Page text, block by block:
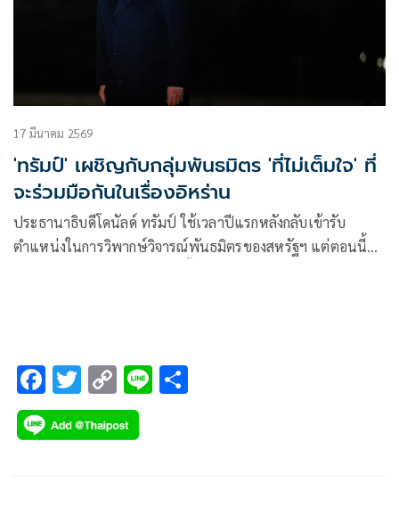
17 มีนาคม 2569
'ทรัมป์' เผชิญกับกลุ่มพันธมิตร 'ที่ไม่เต็มใจ' ที่
จะร่วมมือกันในเรื่องอิหร่าน
ประธานาธิบดีโดนัลด์ ทรัมป์ ใช้เวลาปีแรกหลังกลับเข้ารับ
ตำแหน่งในการวิพากษ์วิจารณ์พันธมิตรของสหรัฐฯ แต่ตอนนี้
F
ac
e
T
wi
tt
C
o
p
Li